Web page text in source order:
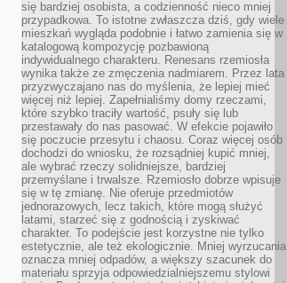
się bardziej osobista, a codzienność nieco mniej
przypadkowa. To istotne zwłaszcza dziś, gdy wiele
mieszkań wygląda podobnie i łatwo zamienia się w
katalogową kompozycję pozbawioną
indywidualnego charakteru. Renesans rzemiosła
wynika także ze zmęczenia nadmiarem. Przez lata
przyzwyczajano nas do myślenia, że lepiej mieć
więcej niż lepiej. Zapełnialiśmy domy rzeczami,
które szybko traciły wartość, psuły się lub
przestawały do nas pasować. W efekcie pojawiło
się poczucie przesytu i chaosu. Coraz więcej osób
dochodzi do wniosku, że rozsądniej kupić mniej,
ale wybrać rzeczy solidniejsze, bardziej
przemyślane i trwalsze. Rzemiosło dobrze wpisuje
się w tę zmianę. Nie oferuje przedmiotów
jednorazowych, lecz takich, które mogą służyć
latami, starzeć się z godnością i zyskiwać
charakter. To podejście jest korzystne nie tylko
estetycznie, ale też ekologicznie. Mniej wyrzucania
oznacza mniej odpadów, a większy szacunek do
materiału sprzyja odpowiedzialniejszemu stylowi